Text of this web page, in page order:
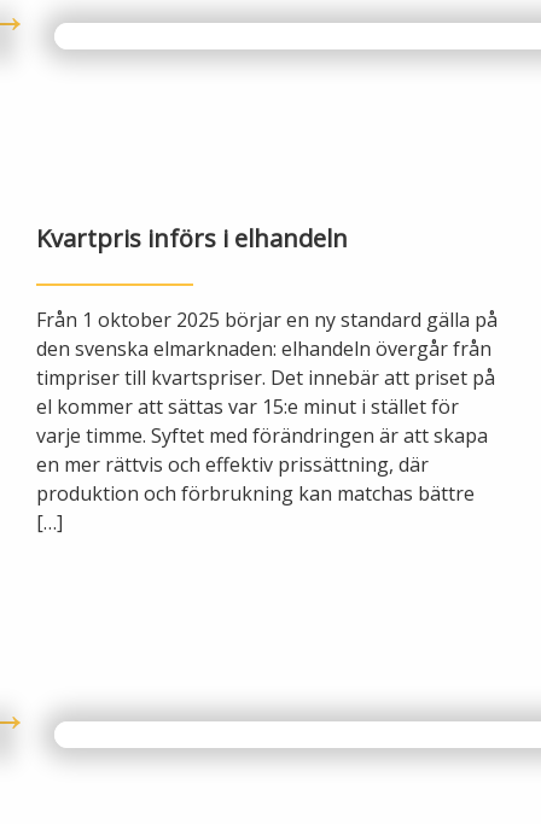
Kvartpris införs i elhandeln
Från 1 oktober 2025 börjar en ny standard gälla på
den svenska elmarknaden: elhandeln övergår från
timpriser till kvartspriser. Det innebär att priset på
el kommer att sättas var 15:e minut i stället för
varje timme. Syftet med förändringen är att skapa
en mer rättvis och effektiv prissättning, där
produktion och förbrukning kan matchas bättre
[…]